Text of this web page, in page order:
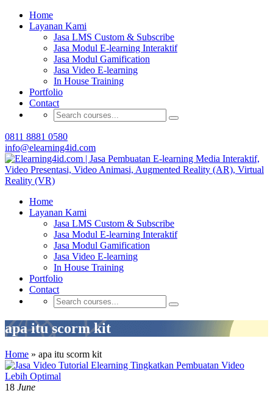
Home
Layanan Kami
Jasa LMS Custom & Subscribe
Jasa Modul E-learning Interaktif
Jasa Modul Gamification
Jasa Video E-learning
In House Training
Portfolio
Contact
0811 8881 0580
info@elearning4id.com
Home
Layanan Kami
Jasa LMS Custom & Subscribe
Jasa Modul E-learning Interaktif
Jasa Modul Gamification
Jasa Video E-learning
In House Training
Portfolio
Contact
apa itu scorm kit
Home » apa itu scorm kit
18 June
Buat Modul E-learning & LMS Anda Semakin
Menarik dengan Gamification
Hubungi Tim Elearning4id